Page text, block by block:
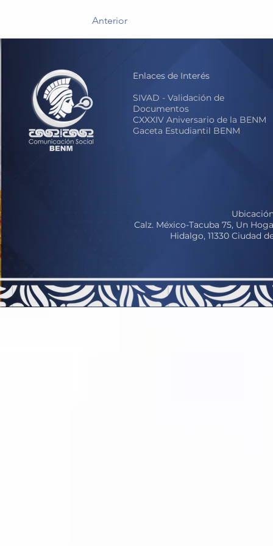
Anterior
Enlaces de Interés
SIVAD - Validación de
Documentos
CXXXIV Aniversario de la BENM
Gaceta Estudiantil BENM
Calz. México-Tacuba 75, Un
Hidalgo, 11330 Ciudad